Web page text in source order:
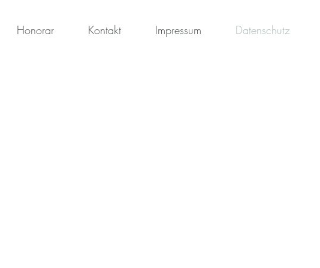
Honorar Kontakt Impressum Datenschutz